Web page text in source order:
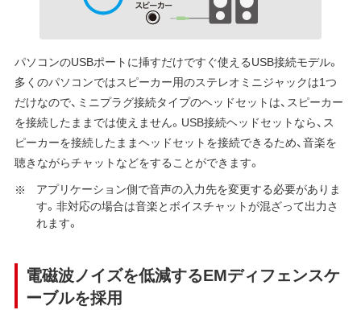
パソコンのUSBポートに挿すだけですぐ使えるUSB接続モデル。
多くのパソコンではスピーカー用のステレオミニジャックは1つ
だけなので、ミニプラグ接続タイプのヘッドセットは、スピーカー
を接続したままでは使えません。USB接続ヘッドセットなら、ス
ピーカーを接続したままヘッドセットを接続できるため、音楽を
聴きながらチャットなどをすることができます。
アプリケーション側で音声の入力先を変更する必要がありま
す。非対応の場合は音楽とボイスチャットが混ざって出力さ
れます。
電磁波ノイズを低減するEMディフェンスケ
ーブルを採用